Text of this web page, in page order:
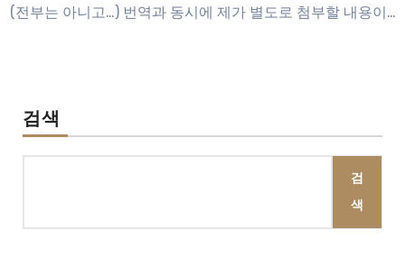
(전부는 아니고…) 번역과 동시에 제가 별도로 첨부할 내용이…
검색
검
색